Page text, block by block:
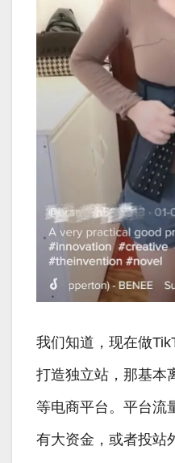
我们知道，现在做
打造独立站，那基本
等电商平台。平台流
有大资金，或者投站